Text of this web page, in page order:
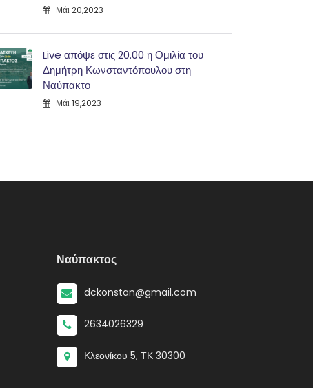
Μάι 20,2023
Live απόψε στις 20.00 η Ομιλία του
Δημήτρη Κωνσταντόπουλου στη
Ναύπακτο
Μάι 19,2023
Ναύπακτος
dckonstan@gmail.com
2634026329
Κλεονίκου 5, ΤΚ 30300